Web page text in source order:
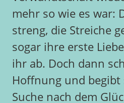
mehr so wie es war:
streng, die Streiche
sogar ihre erste
ihr ab. Doch dann
Hoffnung und begibt
Suche nach dem